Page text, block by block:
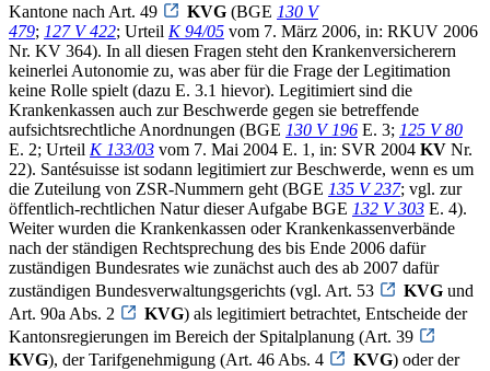
Kantone nach Art. 49
KVG (BGE 130 V
479; 127 V 422; Urteil K 94/05 vom 7. März 2006, in: RKUV 2006
Nr. KV 364). In all diesen Fragen steht den Krankenversicherern
keinerlei Autonomie zu, was aber für die Frage der Legitimation
keine Rolle spielt (dazu E. 3.1 hievor). Legitimiert sind die
Krankenkassen auch zur Beschwerde gegen sie betreffende
aufsichtsrechtliche Anordnungen (BGE 130 V 196 E. 3; 125 V 80
E. 2; Urteil K 133/03 vom 7. Mai 2004 E. 1, in: SVR 2004 KV Nr.
22). Santésuisse ist sodann legitimiert zur Beschwerde, wenn es um
die Zuteilung von ZSR-Nummern geht (BGE 135 V 237; vgl. zur
öffentlich-rechtlichen Natur dieser Aufgabe BGE 132 V 303 E. 4).
Weiter wurden die Krankenkassen oder Krankenkassenverbände
nach der ständigen Rechtsprechung des bis Ende 2006 dafür
zuständigen Bundesrates wie zunächst auch des ab 2007 dafür
zuständigen Bundesverwaltungsgerichts (vgl. Art. 53
KVG und
Art. 90a Abs. 2
KVG) als legitimiert betrachtet, Entscheide der
Kantonsregierungen im Bereich der Spitalplanung (Art. 39
KVG), der Tarifgenehmigung (Art. 46 Abs. 4 KVG) oder der